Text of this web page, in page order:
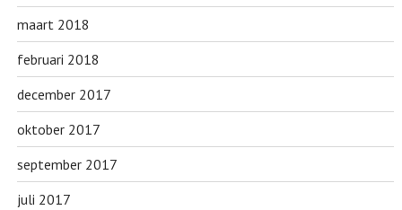
maart 2018
februari 2018
december 2017
oktober 2017
september 2017
juli 2017